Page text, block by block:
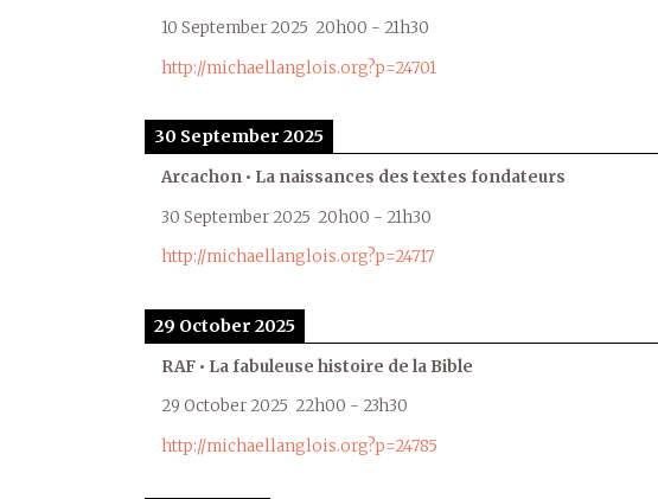
10 September 2025 20h00 - 21h30
http://michaellanglois.org?p=24701
30 September 2025
Arcachon • La naissances des textes fondateurs
30 September 2025 20h00 - 21h30
http://michaellanglois.org?p=24717
29 October 2025
RAF • La fabuleuse histoire de la Bible
29 October 2025 22h00 - 23h30
http://michaellanglois.org?p=24785